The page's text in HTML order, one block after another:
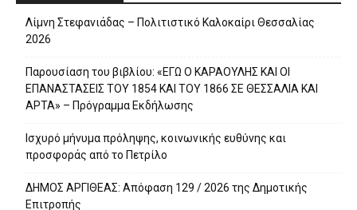
Λίμνη Στεφανιάδας – Πολιτιστικό Καλοκαίρι Θεσσαλίας
2026
Παρουσίαση του βιβλίου: «ΕΓΩ Ο ΚΑΡΑΟΥΛΗΣ ΚΑΙ ΟΙ
ΕΠΑΝΑΣΤΑΣΕΙΣ ΤΟΥ 1854 ΚΑΙ ΤΟΥ 1866 ΣΕ ΘΕΣΣΑΛΙΑ ΚΑΙ
ΑΡΤΑ» – Πρόγραμμα Εκδήλωσης
Ισχυρό μήνυμα πρόληψης, κοινωνικής ευθύνης και
προσφοράς από το Πετρίλο
ΔΗΜΟΣ ΑΡΓΙΘΕΑΣ: Απόφαση 129 / 2026 της Δημοτικής
Επιτροπής